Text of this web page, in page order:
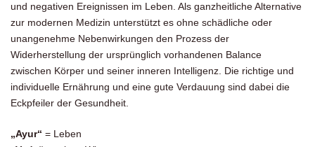
und negativen Ereignissen im Leben. Als ganzheitliche Alternative
zur modernen Medizin unterstützt es ohne schädliche oder
unangenehme Nebenwirkungen den Prozess der
Widerherstellung der ursprünglich vorhandenen Balance
zwischen Körper und seiner inneren Intelligenz. Die richtige und
individuelle Ernährung und eine gute Verdauung sind dabei die
Eckpfeiler der Gesundheit.
„Ayur“ = Leben